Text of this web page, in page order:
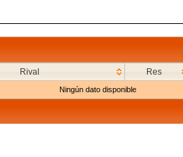
Rival Res
Ningún dato disponible